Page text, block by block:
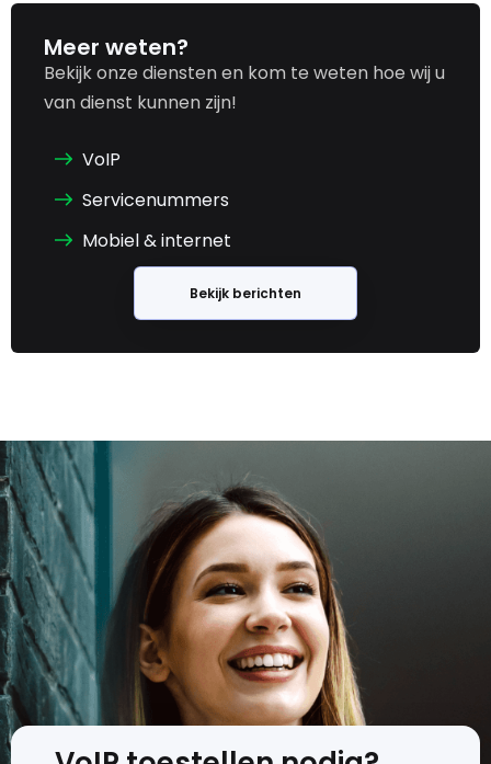
Meer weten?
Bekijk onze diensten en kom te weten hoe wij u
van dienst kunnen zijn!
VoIP
Servicenummers
Mobiel & internet
Bekijk berichten